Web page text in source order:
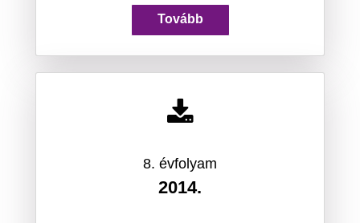
Tovább
8. évfolyam
2014.